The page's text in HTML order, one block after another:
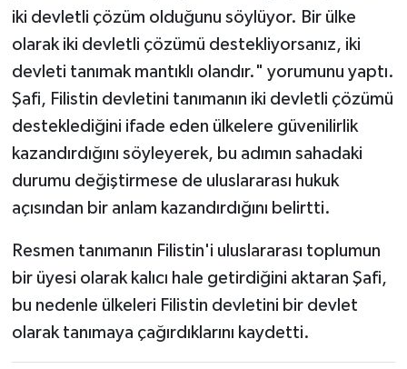
iki devletli çözüm olduğunu söylüyor. Bir ülke
olarak iki devletli çözümü destekliyorsanız, iki
devleti tanımak mantıklı olandır." yorumunu yaptı.
Şafi, Filistin devletini tanımanın iki devletli çözümü
desteklediğini ifade eden ülkelere güvenilirlik
kazandırdığını söyleyerek, bu adımın sahadaki
durumu değiştirmese de uluslararası hukuk
açısından bir anlam kazandırdığını belirtti.
Resmen tanımanın Filistin'i uluslararası toplumun
bir üyesi olarak kalıcı hale getirdiğini aktaran Şafi,
bu nedenle ülkeleri Filistin devletini bir devlet
olarak tanımaya çağırdıklarını kaydetti.